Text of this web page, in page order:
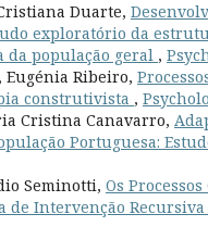
Duarte,
exploratório da
da população geral ,
Ribeiro,
construtivista ,
Cristina Canavarro,
Portuguesa:
Seminotti, Os
de Intervenção